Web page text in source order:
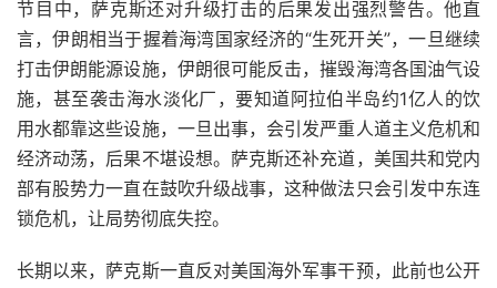
节目中，萨克斯还对升级打击的后果发出强烈警告。他直
言，伊朗相当于握着海湾国家经济的“生死开关”，一旦继续
打击伊朗能源设施，伊朗很可能反击，摧毁海湾各国油气设
施，甚至袭击海水淡化厂，要知道阿拉伯半岛约1亿人的饮
用水都靠这些设施，一旦出事，会引发严重人道主义危机和
经济动荡，后果不堪设想。萨克斯还补充道，美国共和党内
部有股势力一直在鼓吹升级战事，这种做法只会引发中东连
锁危机，让局势彻底失控。
长期以来，萨克斯一直反对美国海外军事干预，此前也公开